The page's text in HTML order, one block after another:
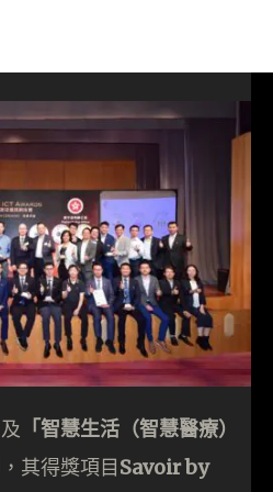
及 「智慧生活（智慧醫療）
，其得獎項目Savoir by